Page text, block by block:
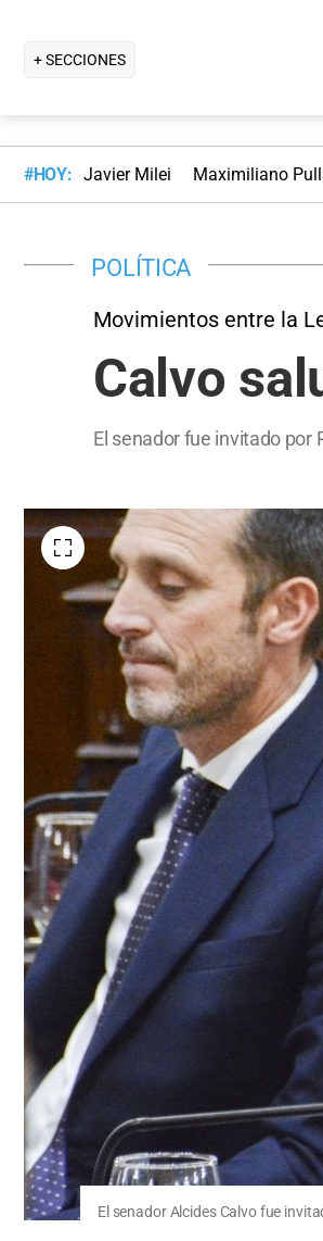
+ SECCIONES
#HOY: Javier Milei Maximiliano
POLÍTICA
Movimientos entre la
Calvo
El senador fue invitado por
El senador Alcides Calvo fue